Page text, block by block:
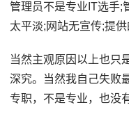
管理员不是专业IT选手;
太平淡;网站无宣传;提
当然主观原因以上也只
深究。当然我自己失败
专职，不是专业，也没